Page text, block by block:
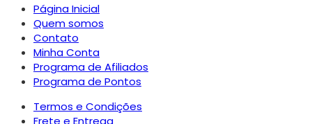
Página Inicial
Quem somos
Contato
Minha Conta
Programa de Afiliados
Programa de Pontos
Termos e Condições
Frete e Entrega